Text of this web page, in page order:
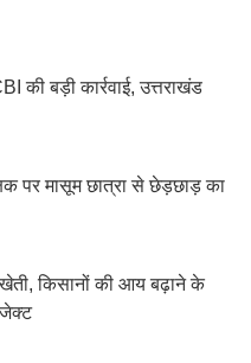
की बड़ी कार्रवाई, उत्तराखंड
पर मासूम छात्रा से छेड़छाड़ का
खेती, किसानों की आय बढ़ाने के